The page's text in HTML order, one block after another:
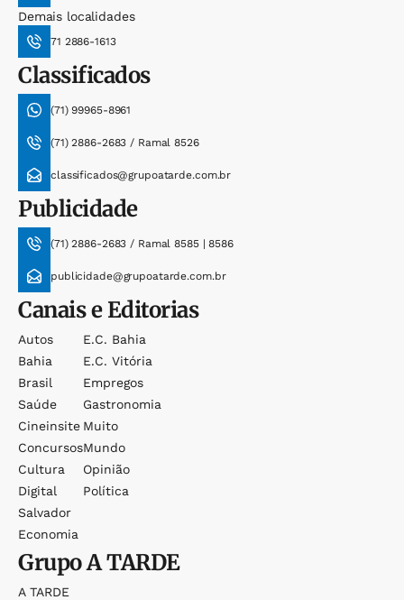
Demais localidades
71 2886-1613
Classificados
(71) 99965-8961
(71) 2886-2683 / Ramal 8526
classificados@grupoatarde.com.br
Publicidade
(71) 2886-2683 / Ramal 8585 | 8586
publicidade@grupoatarde.com.br
Canais e Editorias
Autos
Bahia
Brasil
Saúde
Cineinsite
Concursos
Cultura
Digital
Salvador
Economia
E.c. Bahia
E.c. Vitória
Empregos
Gastronomia
Muito
Mundo
Opinião
Política
GrupoA TARDE
A TARDE